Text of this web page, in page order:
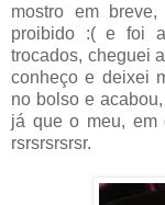
mostro em
proibido :( e foi
trocados, cheguei
conheço e deixei
no bolso e
já que o meu, em
rsrsrsrsrsr.